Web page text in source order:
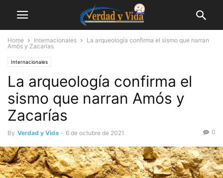
Home Internacionales
La arqueología confirma el sismo que narran
Amós y Zacarías
Internacionales
La arqueología confirma el
sismo que narran Amós y
Zacarías
By Verdad y Vida - 6 de octubre de 2021 0